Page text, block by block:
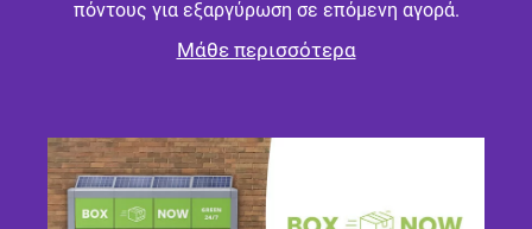
πόντους για εξαργύρωση σε επόμενη αγορά.
Μάθε περισσότερα